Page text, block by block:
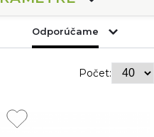
Odporúčame
Počet: